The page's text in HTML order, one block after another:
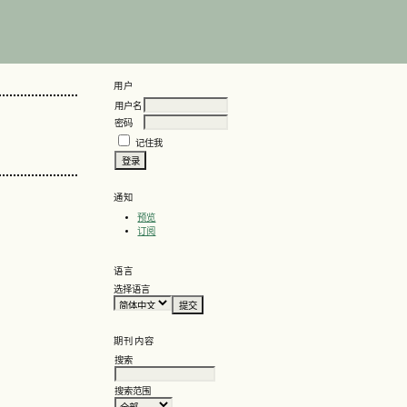
用户
用户名
密码
记住我
通知
预览
订阅
语言
选择语言
期刊内容
搜索
搜索范围